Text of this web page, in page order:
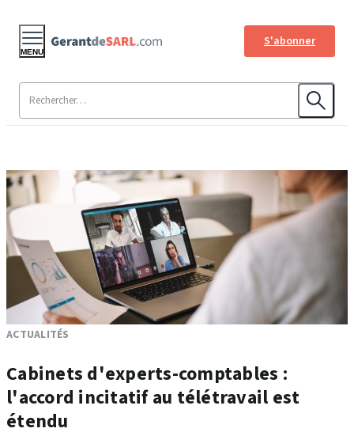
S'abonner
MENU
ACTUALITÉS
Cabinets d'experts-comptables :
l'accord incitatif au télétravail est
étendu